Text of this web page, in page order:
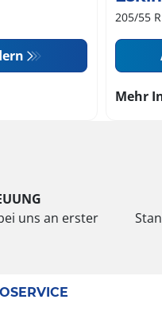
205/55
Mehr
uns an erster